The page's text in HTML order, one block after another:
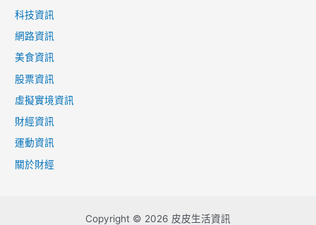
科技資訊
網路資訊
美食資訊
股票資訊
虛擬實境資訊
財經資訊
運動資訊
關於財經
Copyright © 2026 皮皮生活資訊